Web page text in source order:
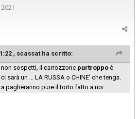
, scassat ha scritto:
sospetti, il carrozzone purtroppo è
sarà un ... LA RUSSA o CHINE' che tenga.
pagheranno pure il torto fatto a noi.